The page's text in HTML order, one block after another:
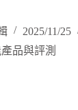
2025/11/25
品與評測